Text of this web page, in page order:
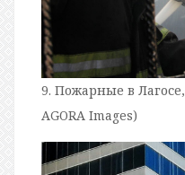
9. Пожарные в
AGORA Images)